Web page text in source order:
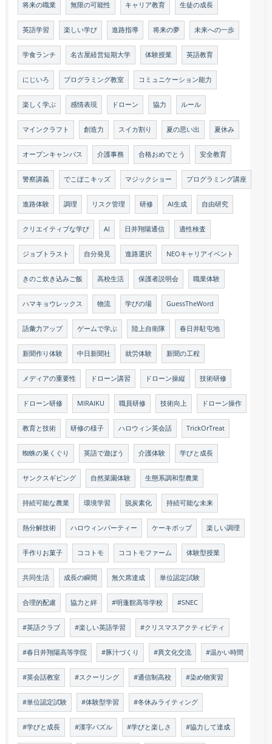
将来の職業 無限の可能性 キャリア教育 生徒の成長
英語学習 楽しい学び 進路指導 将来の夢 未来への一歩
学食ランチ 名古屋経営短期大学 体験授業 英語教育
にじいろ プログラミング教室 コミュニケーション能力
楽しく学ぶ 感情表現 ドローン 協力 ルール
マインクラフト 創造力 スイカ割り 夏の思い出 夏休み
オープンキャンパス 介護事務 合格おめでとう 安全教育
警察講義 でこぼこキッズ マジックショー プログラミング講座
進路体験 調理 リスク管理 研修 AI生成 自由研究
クリエイティブな学び AI 日井翔陽通信 適性検査
ジョブトラスト 自分発見 進路選択 NEOキャリアイベント
きのこ炊き込みご飯 高校生活 保護者説明会 職業体験
ハマキョウレックス 物流 学びの場 GuessTheWord
語彙力アップ ゲームで学ぶ 陸上自衛隊 春日井駐屯地
新聞作り体験 中日新聞社 就労体験 新聞の工程
メディアの重要性 ドローン講習 ドローン操縦 技術研修
ドローン研修 MIRAIKU 職員研修 技術向上 ドローン操作
教育と技術 研修の様子 ハロウィン英会話 TrickOrTreat
蜘蛛の巣くぐり 英語で遊ぼう 介護体験 学びと成長
サンクスギビング 自然菜園体験 生態系調和型農業
持続可能な農業 環境学習 脱炭素化 持続可能な未来
熱分解技術 ハロウィンパーティー ケーキポップ 楽しい調理
手作りお菓子 ココトモ ココトモファーム 体験型授業
共同生活 成長の瞬間 無欠席達成 単位認定試験
合理的配慮 協力と絆 #明蓬館高等学校 #SNEC
#英語クラブ #楽しい英語学習 #クリスマスアクティビティ
#春日井翔陽高等学院 #豚汁づくり #異文化交流 #温かい時間
#英会話教室 #スクーリング #通信制高校 #染め物実習
#単位認定試験 #体験型学習 #冬休みライティング
#学びと成長 #漢字パズル #学びと楽しさ #協力して達成